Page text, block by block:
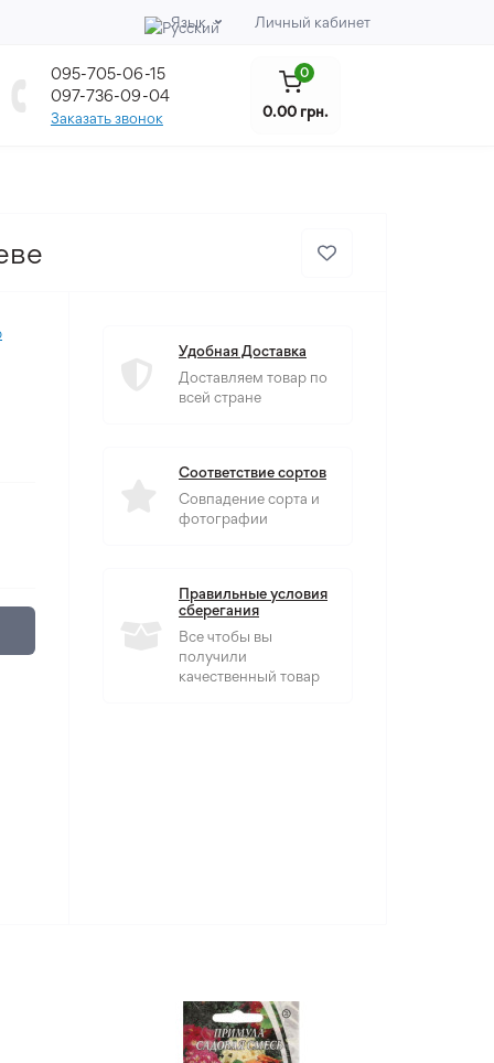
Язык Личный кабинет
095-705-06-15
097-736-09-04
Заказать звонок
0
0.00 грн.
Удобная Доставка
Доставляем товар по
всей стране
Соответствие сортов
Совпадение сорта и
фотографии
Правильные условия
сберегания
Все чтобы вы
получили
качественный товар